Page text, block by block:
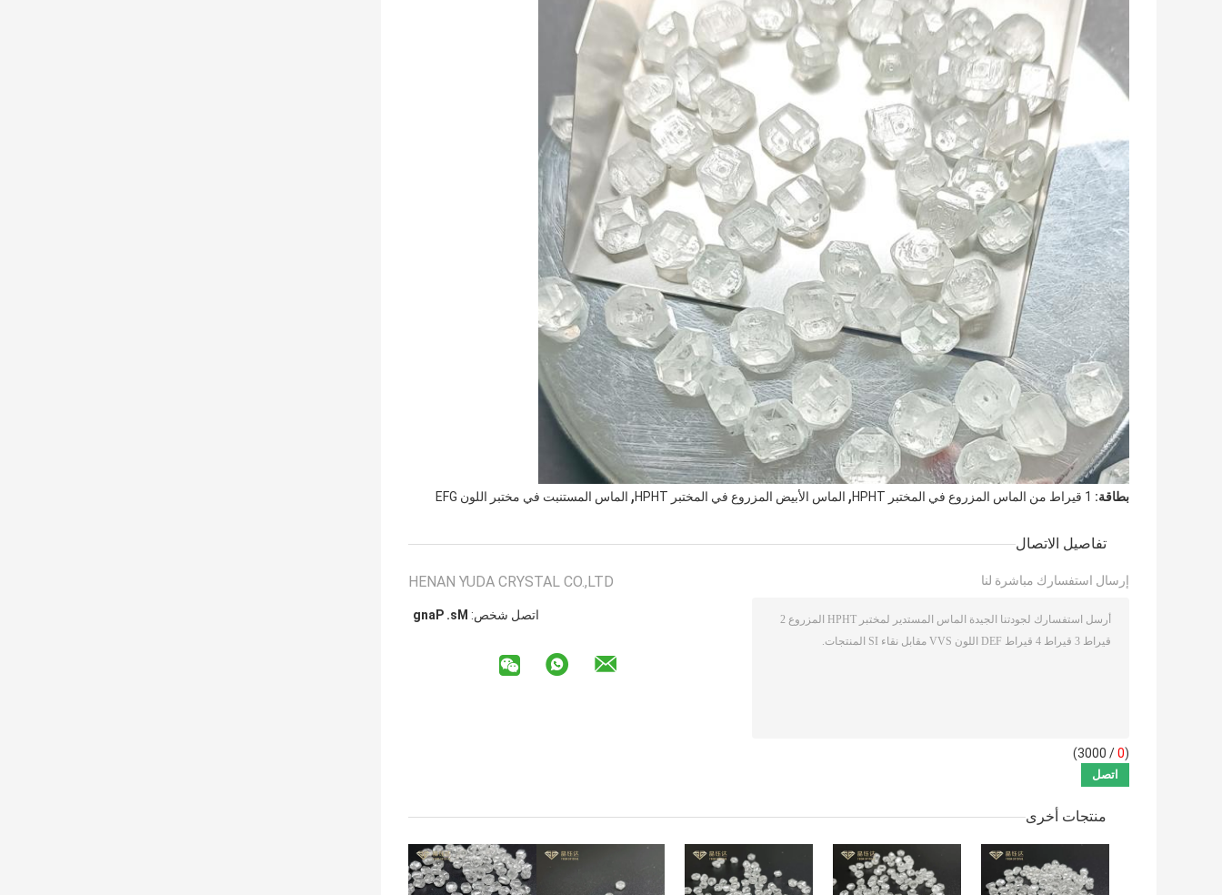
بطاقة: 1 قيراط من الماس المزروع في المختبر HPHT , الماس الأبيض المزروع في المختبر HPHT , الماس المستنبت في مختبر اللون EFG
تفاصيل الاتصال
HENAN YUDA CRYSTAL CO.,LTD
اتصل شخص: Ms. Pang
إرسال استفسارك مباشرة لنا
(
0
/ 3000)
منتجات أخرى